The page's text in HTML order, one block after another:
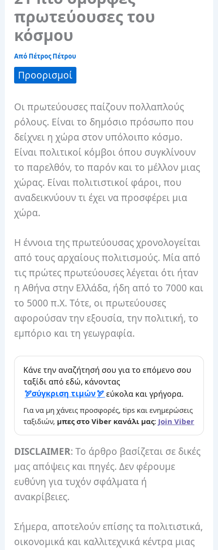
πρωτεύουσες του
κόσμου
Από Πέτρος Πέτρου
Προορισμοί
Οι πρωτεύουσες παίζουν πολλαπλούς
ρόλους. Είναι το δημόσιο πρόσωπο που
δείχνει η χώρα στον υπόλοιπο κόσμο.
Είναι πολιτικοί κόμβοι όπου συγκλίνουν
το παρελθόν, το παρόν και το μέλλον μιας
χώρας. Είναι πολιτιστικοί φάροι, που
αναδεικνύουν τι έχει να προσφέρει μια
χώρα.
Η έννοια της πρωτεύουσας χρονολογείται
από τους αρχαίους πολιτισμούς. Μία από
τις πρώτες πρωτεύουσες λέγεται ότι ήταν
η Αθήνα στην Ελλάδα, ήδη από το 7000 και
το 5000 π.Χ. Τότε, οι πρωτεύουσες
αφορούσαν την εξουσία, την πολιτική, το
εμπόριο και τη γεωγραφία.
Κάνε την αναζήτησή σου για το επόμενο σου
ταξίδι από εδώ, κάνοντας
σύγκριση τιμών
εύκολα και γρήγορα.
Για να μη χάνεις προσφορές, tips και ενημερώσεις
ταξιδιών, μπες στο Viber κανάλι μας: Join Viber
DISCLAIMER: Το άρθρο βασίζεται σε δικές
μας απόψεις και πηγές. Δεν φέρουμε
ευθύνη για τυχόν σφάλματα ή
ανακρίβειες.
Σήμερα, αποτελούν επίσης τα πολιτιστικά,
οικονομικά και καλλιτεχνικά κέντρα μιας